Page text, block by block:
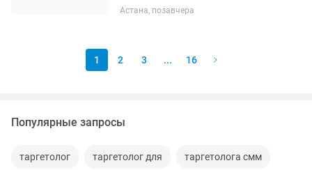
Астана, позавчера
1 2 3 ... 16
Популярные запросы
таргетолог таргетолог для таргетолога смм